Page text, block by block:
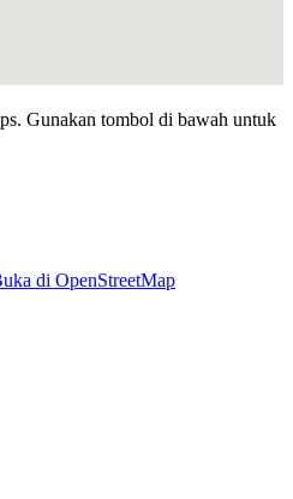
Gunakan tombol di bawah untuk
di OpenStreetMap